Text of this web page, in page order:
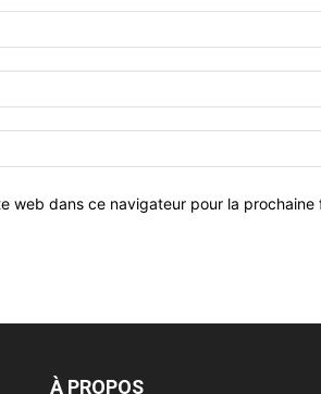
web dans ce navigateur pour la prochaine
À PROPOS